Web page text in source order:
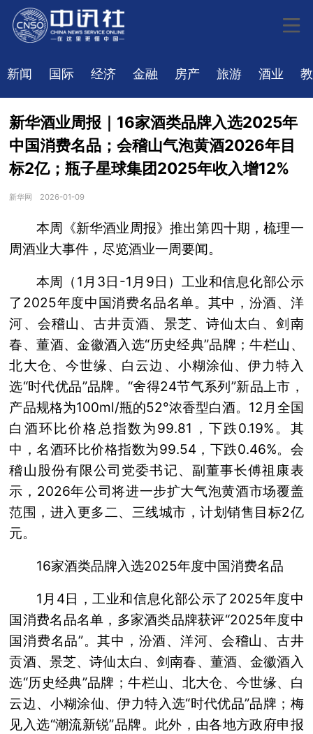
新闻 国际 经济 金融 房产 旅游 酒业
新华酒业周报｜16家酒类品牌入选2025年
中国消费名品；会稽山气泡黄酒2026年目
标2亿；瓶子星球集团2025年收入增12%
新华网 2026-01-09
本周《新华酒业周报》推出第四十期，梳理一
周酒业大事件，尽览酒业一周要闻。
本周（1月3日-1月9日）工业和信息化部公示
了2025年度中国消费名品名单。其中，汾酒、洋
河、会稽山、古井贡酒、景芝、诗仙太白、剑南
春、董酒、金徽酒入选“历史经典”品牌；牛栏山、
北大仓、今世缘、白云边、小糊涂仙、伊力特入
选“时代优品”品牌。“舍得24节气系列”新品上市，
产品规格为100ml/瓶的52°浓香型白酒。12月全国
白酒环比价格总指数为99.81，下跌0.19%。其
中，名酒环比价格指数为99.54，下跌0.46%。会
稽山股份有限公司党委书记、副董事长傅祖康表
示，2026年公司将进一步扩大气泡黄酒市场覆盖
范围，进入更多二、三线城市，计划销售目标2亿
元。
16家酒类品牌入选2025年度中国消费名品
1月4日，工业和信息化部公示了2025年度中
国消费名品名单，多家酒类品牌获评“2025年度中
国消费名品”。其中，汾酒、洋河、会稽山、古井
贡酒、景芝、诗仙太白、剑南春、董酒、金徽酒入
选“历史经典”品牌；牛栏山、北大仓、今世缘、白
云边、小糊涂仙、伊力特入选“时代优品”品牌；梅
见入选“潮流新锐”品牌。此外，由各地方政府申报